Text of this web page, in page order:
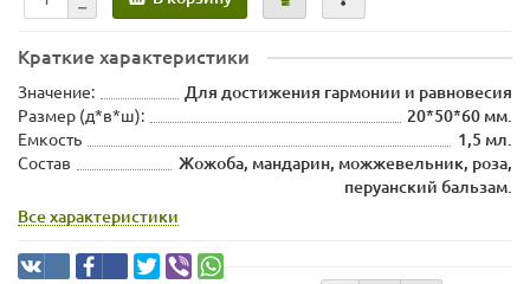
Краткие характеристики
Значение:
Для достижения гармонии и равновесия
Размер (д*в*ш):
20*50*60 мм.
Емкость
1,5 мл.
Состав
Жожоба, мандарин, можжевельник, роза,
перуанский бальзам.
Все характеристики